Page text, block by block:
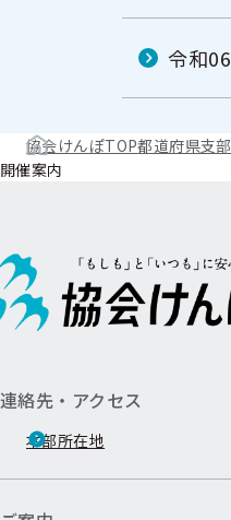
令和
協会けんぽTOP都道府県支部
開催案内
連絡先・アクセス
本部所在地